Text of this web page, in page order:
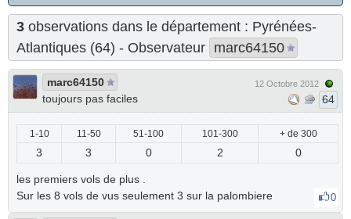
3 observations dans le département : Pyrénées-
Atlantiques (64) - Observateur marc64150
marc64150
toujours pas faciles
12 Octobre 2012
64
1-10 11-50 51-100 101-300 + de 300
3 3 0 2 0
les premiers vols de plus .
Sur les 8 vols de vus seulement 3 sur la palombiere
0